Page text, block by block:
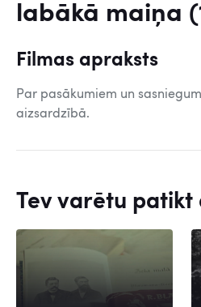
labākā maiņa
Filmas apraksts
Par pasākumiem un
aizsardzībā.
Tev varētu patikt